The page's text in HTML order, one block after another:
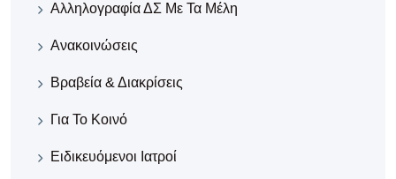
Αλληλογραφία ΔΣ Με Τα Μέλη
Ανακοινώσεις
Βραβεία & Διακρίσεις
Για Το Κοινό
Ειδικευόμενοι Ιατροί